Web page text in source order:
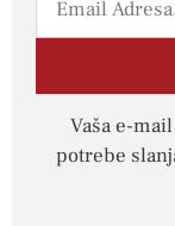
Vaša e-
potrebe